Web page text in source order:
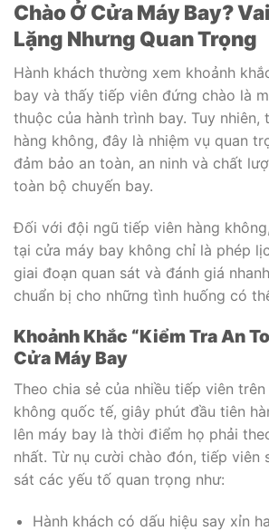
Chào Ở Cửa Máy Bay?
Lặng Nhưng Quan Trọng
Hành khách thường xem khoảnh
bay và thấy tiếp viên đứng chào là
thuộc của hành trình bay. Tuy nhiên,
hàng không, đây là nhiệm vụ quan
đảm bảo an toàn, an ninh và chất
toàn bộ chuyến bay.
Đối với đội ngũ tiếp viên hàng
tại cửa máy bay không chỉ là phép
giai đoạn quan sát và đánh giá
chuẩn bị cho những tình huống có
Khoảnh Khắc “Kiểm Tra An
Cửa Máy Bay
Theo chia sẻ của nhiều tiếp viên
không quốc tế, giây phút đầu tiên
lên máy bay là thời điểm họ phải
nhất. Từ nụ cười chào đón, tiếp viên
sát các yếu tố quan trọng như:
Hành khách có dấu hiệu say xỉn